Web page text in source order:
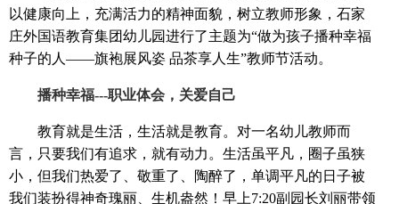
以健康向上，充满活力的精神面貌，树立教师形象，石家
庄外国语教育集团幼儿园进行了主题为“做为孩子播种幸福
种子的人——旗袍展风姿 品茶享人生”教师节活动。
播种幸福---职业体会，关爱自己
教育就是生活，生活就是教育。对一名幼儿教师而
言，只要我们有追求，就有动力。生活虽平凡，圈子虽狭
小，但我们热爱了、敬重了、陶醉了，单调平凡的日子被
我们装扮得神奇瑰丽、生机盎然！早上7:20副园长刘丽带领